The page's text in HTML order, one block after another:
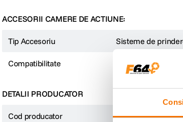
ACCESORII CAMERE DE ACTIUNE:
Tip Accesoriu Sisteme de
Compatibilitate DJI Osmo Pocket
DETALII PRODUCATOR
Cod producator 430474